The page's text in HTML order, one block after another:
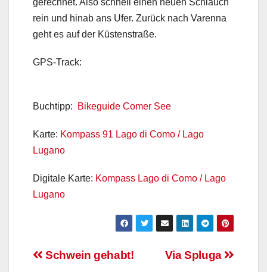
gerechnet. Also schnell einen neuen Schlauch
rein und hinab ans Ufer. Zurück nach Varenna
geht es auf der Küstenstraße.
GPS-Track:
Buchtipp: Bikeguide Comer See
Karte: Kompass 91 Lago di Como / Lago
Lugano
Digitale Karte: Kompass Lago di Como / Lago
Lugano
Beitragsnavigation
Via Spluga
Schwein gehabt!